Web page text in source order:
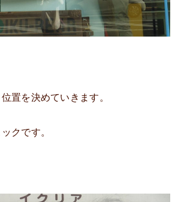
置を決めていきます。
クです。